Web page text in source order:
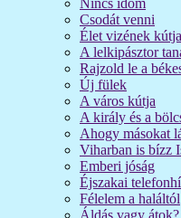
Nincs időm
Csodát venni
Élet vizének kútja
A lelkipásztor
Rajzold le a
Új fülek
A város kútja
A király és a
Ahogy másokat
Viharban is bízz
Emberi jóság
Éjszakai
Félelem a haláltól
Áldás vagy átok?